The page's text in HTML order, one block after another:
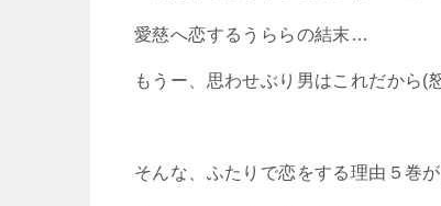
愛慈へ恋するうららの結末…
もうー、思わせぶり男はこれだから(
そんな、ふたりで恋をする理由５巻